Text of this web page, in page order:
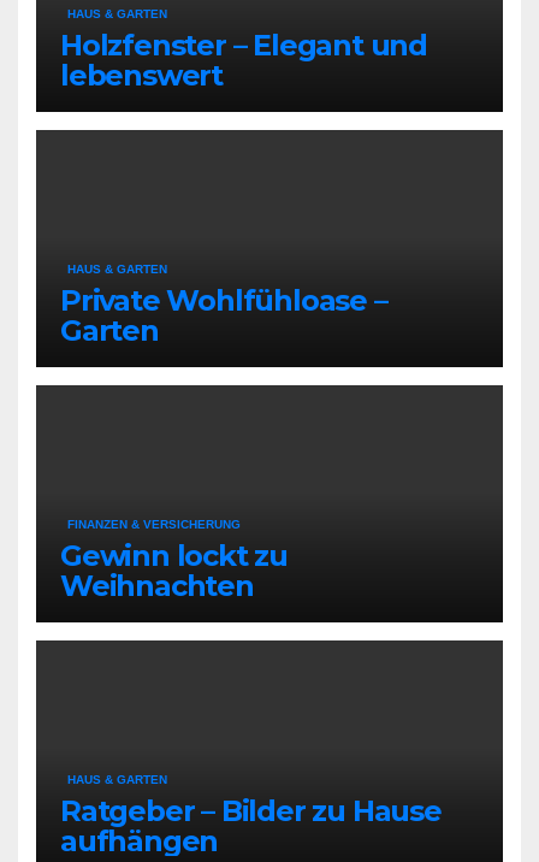
HAUS & GARTEN
Holzfenster – Elegant und
lebenswert
HAUS & GARTEN
Private Wohlfühloase –
Garten
FINANZEN & VERSICHERUNG
Gewinn lockt zu
Weihnachten
HAUS & GARTEN
Ratgeber – Bilder zu Hause
aufhängen